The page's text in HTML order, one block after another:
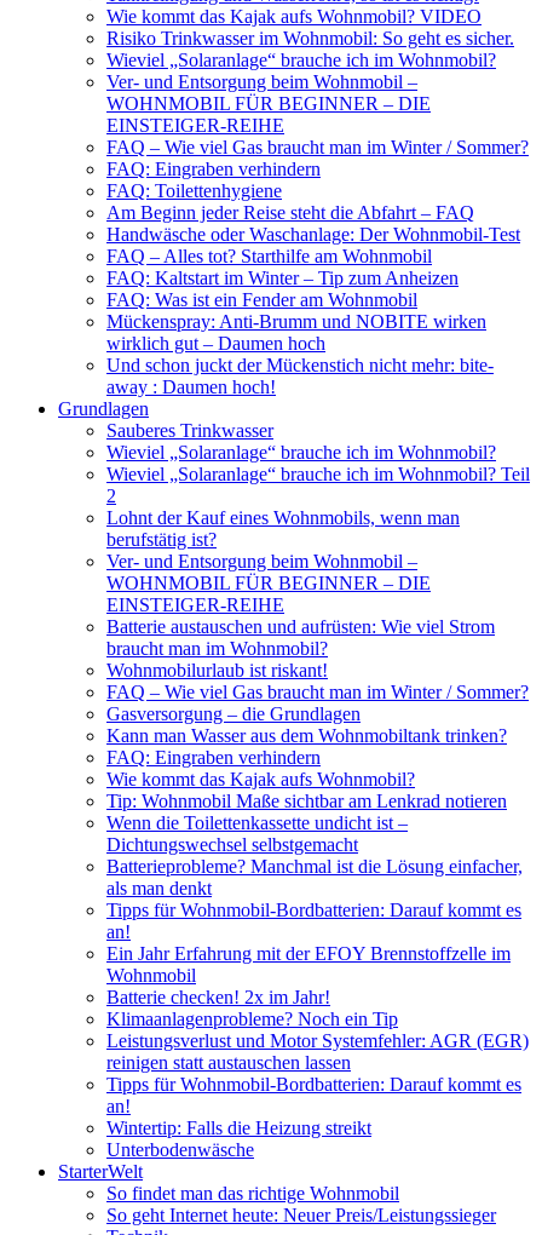
Wie kommt das Kajak aufs Wohnmobil? VIDEO
Risiko Trinkwasser im Wohnmobil: So geht es sicher.
Wieviel „Solaranlage“ brauche ich im Wohnmobil?
Ver- und Entsorgung beim Wohnmobil –
WOHNMOBIL FÜR BEGINNER – DIE
EINSTEIGER-REIHE
FAQ – Wie viel Gas braucht man im Winter / Sommer?
FAQ: Eingraben verhindern
FAQ: Toilettenhygiene
Am Beginn jeder Reise steht die Abfahrt – FAQ
Handwäsche oder Waschanlage: Der Wohnmobil-Test
FAQ – Alles tot? Starthilfe am Wohnmobil
FAQ: Kaltstart im Winter – Tip zum Anheizen
FAQ: Was ist ein Fender am Wohnmobil
Mückenspray: Anti-Brumm und NOBITE wirken
wirklich gut – Daumen hoch
Und schon juckt der Mückenstich nicht mehr: bite-
away : Daumen hoch!
Grundlagen
Sauberes Trinkwasser
Wieviel „Solaranlage“ brauche ich im Wohnmobil?
Wieviel „Solaranlage“ brauche ich im Wohnmobil? Teil
2
Lohnt der Kauf eines Wohnmobils, wenn man
berufstätig ist?
Ver- und Entsorgung beim Wohnmobil –
WOHNMOBIL FÜR BEGINNER – DIE
EINSTEIGER-REIHE
Batterie austauschen und aufrüsten: Wie viel Strom
braucht man im Wohnmobil?
Wohnmobilurlaub ist riskant!
FAQ – Wie viel Gas braucht man im Winter / Sommer?
Gasversorgung – die Grundlagen
Kann man Wasser aus dem Wohnmobiltank trinken?
FAQ: Eingraben verhindern
Wie kommt das Kajak aufs Wohnmobil?
Tip: Wohnmobil Maße sichtbar am Lenkrad notieren
Wenn die Toilettenkassette undicht ist –
Dichtungswechsel selbstgemacht
Batterieprobleme? Manchmal ist die Lösung einfacher,
als man denkt
Tipps für Wohnmobil-Bordbatterien: Darauf kommt es
an!
Ein Jahr Erfahrung mit der EFOY Brennstoffzelle im
Wohnmobil
Batterie checken! 2x im Jahr!
Klimaanlagenprobleme? Noch ein Tip
Leistungsverlust und Motor Systemfehler: AGR (EGR)
reinigen statt austauschen lassen
Tipps für Wohnmobil-Bordbatterien: Darauf kommt es
an!
Wintertip: Falls die Heizung streikt
Unterbodenwäsche
StarterWelt
So findet man das richtige Wohnmobil
So geht Internet heute: Neuer Preis/Leistungssieger